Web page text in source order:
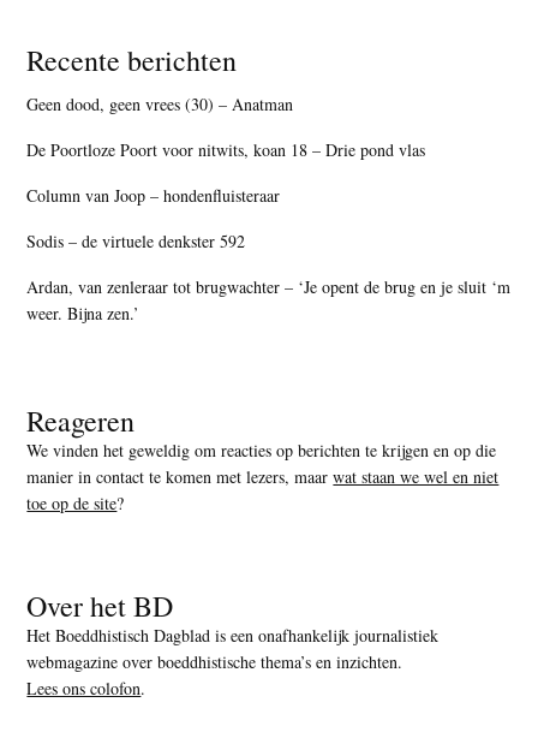
Recente berichten
Geen dood, geen vrees (30) – Anatman
De Poortloze Poort voor nitwits, koan 18 – Drie pond vlas
Column van Joop – hondenfluisteraar
Sodis – de virtuele denkster 592
Ardan, van zenleraar tot brugwachter – ‘Je opent de brug en je sluit ‘m
weer. Bijna zen.’
Reageren
We vinden het geweldig om reacties op berichten te krijgen en op die
manier in contact te komen met lezers, maarwat staan we wel en niet
toe op de site?
Over het BD
Het Boeddhistisch Dagblad is een onafhankelijk journalistiek
webmagazine over boeddhistische thema’s en inzichten.
Lees ons colofon.